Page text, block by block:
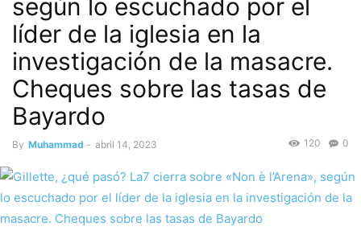
según lo escuchado por el
líder de la iglesia en la
investigación de la masacre.
Cheques sobre las tasas de
Bayardo
By Muhammad - abril 14, 2023 0
120